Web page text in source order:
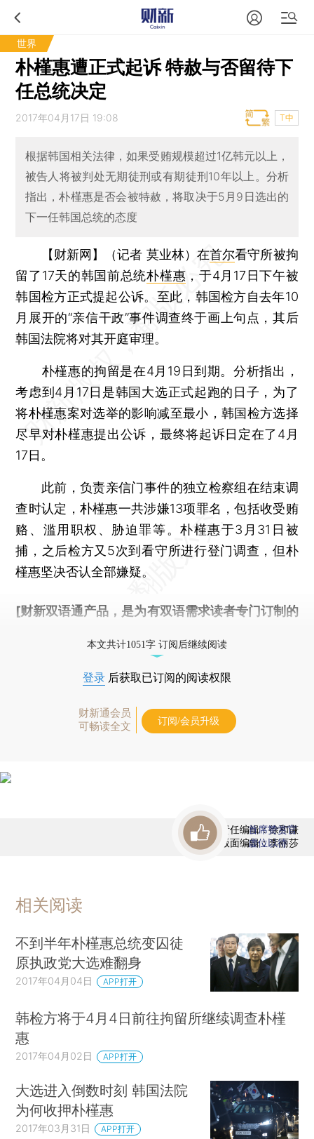
世界
朴槿惠遭正式起诉 特赦与否留待下
任总统决定
2017年04月17日 19:08 T中
根据韩国相关法律，如果受贿规模超过1亿韩元以上，
被告人将被判处无期徒刑或有期徒刑10年以上。分析
指出，朴槿惠是否会被特赦，将取决于5月9日选出的
下一任韩国总统的态度
【财新网】（记者 莫业林） 在首尔看守所被拘
留了17天的韩国前总统朴槿惠 ，于4月17日下午被
韩国检方正式提起公诉。至此，韩国检方自去年10
月展开的“亲信干政”事件调查终于画上句点，其后
韩国法院将对其开庭审理。
朴槿惠的拘留是在4月19日到期。分析指出，
考虑到4月17日是韩国大选正式起跑的日子，为了
将朴槿惠案对选举的影响减至最小，韩国检方选择
尽早对朴槿惠提出公诉，最终将起诉日定在了4月
17日。
此前，负责亲信门事件的独立检察组在结束调
查时认定，朴槿惠一共涉嫌13项罪名，包括收受贿
赂、滥用职权、胁迫罪等。朴槿惠于3月31日被
捕，之后检方又5次到看守所进行登门调查，但朴
槿惠坚决否认全部嫌疑。
[财新双语通产品，是为有双语需求读者专门订制的
本文共计1051字 订阅后继续阅读
登录 后获取已订阅的阅读权限
财新通会员
可畅读全文
订阅/会员升级
责任编辑：徐和谦
版面编辑：李丽莎
首席赞赏官
虚位以待
相关阅读
不到半年朴槿惠总统变囚徒
原执政党大选难翻身
2017年04月04日 APP打开
韩检方将于4月4日前往拘留所继续调查朴槿
惠
2017年04月02日 APP打开
大选进入倒数时刻 韩国法院
为何收押朴槿惠
2017年03月31日 APP打开